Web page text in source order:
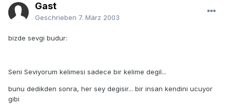
Gast
Geschrieben 7. März 2003
bizde sevgi budur:
Seni Seviyorum kelimesi sadece bir kelime degil...
bunu dedikden sonra, her sey degisir... bir insan kendini ucuyor
gibi